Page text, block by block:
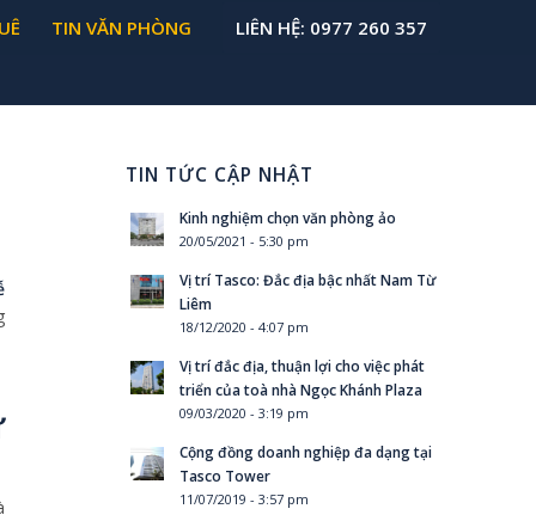
TIN VĂN PHÒNG LIÊN HỆ: 0977 260 357
TIN TỨC CẬP NHẬT
Kinh nghiệm chọn văn phòng ảo
20/05/2021 - 5:30 pm
Vị trí Tasco: Đắc địa bậc nhất Nam Từ
Liêm
18/12/2020 - 4:07 pm
Vị trí đắc địa, thuận lợi cho việc phát
triển của toà nhà Ngọc Khánh Plaza
09/03/2020 - 3:19 pm
Cộng đồng doanh nghiệp đa dạng tại
Tasco Tower
11/07/2019 - 3:57 pm